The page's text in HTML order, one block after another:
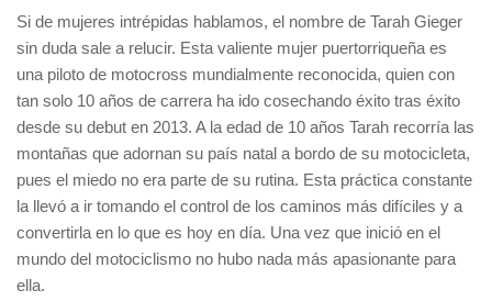
Si de mujeres intrépidas hablamos, el nombre de Tarah Gieger
sin duda sale a relucir. Esta valiente mujer puertorriqueña es
una piloto de motocross mundialmente reconocida, quien con
tan solo 10 años de carrera ha ido cosechando éxito tras éxito
desde su debut en 2013. A la edad de 10 años Tarah recorría las
montañas que adornan su país natal a bordo de su motocicleta,
pues el miedo no era parte de su rutina. Esta práctica constante
la llevó a ir tomando el control de los caminos más difíciles y a
convertirla en lo que es hoy en día. Una vez que inició en el
mundo del motociclismo no hubo nada más apasionante para
ella.